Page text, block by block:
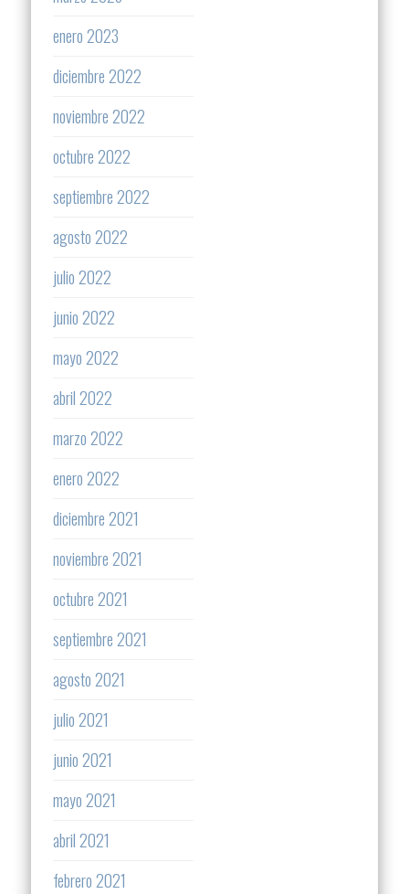
enero 2023
diciembre 2022
noviembre 2022
octubre 2022
septiembre 2022
agosto 2022
julio 2022
junio 2022
mayo 2022
abril 2022
marzo 2022
enero 2022
diciembre 2021
noviembre 2021
octubre 2021
septiembre 2021
agosto 2021
julio 2021
junio 2021
mayo 2021
abril 2021
febrero 2021